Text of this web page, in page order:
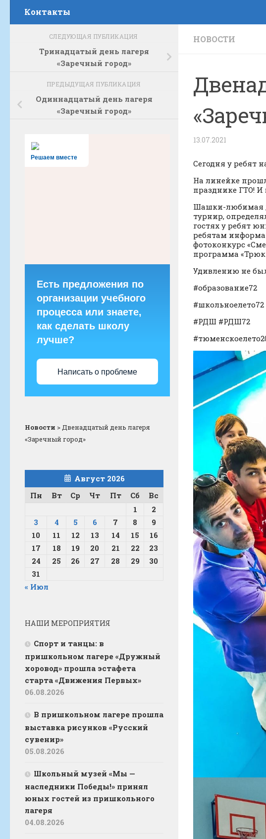
Контакты
НОВОСТИ
13.07.2021
Сегодня у ребят
На линейке
празднике ГТО!
Шашки-любимая
турнир,
гостях у ребят
ребятам
фотоконкурс
программа
Удивлению не
#образование72
#школьноелето72
#РДШ #РДШ72
СЛЕДУЮЩАЯ ПУБЛИКАЦИЯ
Тринадцатый день лагеря
«Заречный город»
ПРЕДЫДУЩАЯ ПУБЛИКАЦИЯ
Одиннадцатый день лагеря
«Заречный город»
Решаем вместе
Есть предложения по
организации учебного
процесса или знаете,
как сделать школу
лучше?
Написать о проблеме
Новости >Двенадцатый день лагеря
«Заречный город»
Август 2026
Пн
Вт Ср Чт Пт Сб
Вс
1
2
3
4 5 6 7 8
9
10
11 12 13 14 15
16
17
18 19 20 21 22
23
24
25 26 27 28 29
30
31
« Июл
НАШИ МЕРОПРИЯТИЯ
Спорт и танцы: в
пришкольном лагере «Дружный
хоровод» прошла эстафета
старта «Движения Первых»
06.08.2026
В пришкольном лагере прошла
выставка рисунков «Русский
сувенир»
05.08.2026
Школьный музей «Мы —
наследники Победы!» принял
юных гостей из пришкольного
лагеря
04.08.2026